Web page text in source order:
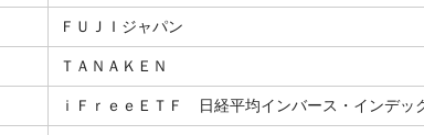
ＦＵＪＩジャパン
ＴＡＮＡＫＥＮ
ｉＦｒｅｅＥＴＦ 日経平均インバース・インデッ